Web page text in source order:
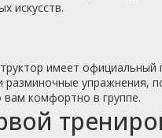
искусств.
имеет официальный
упражнения,
вам комфортно в группе.